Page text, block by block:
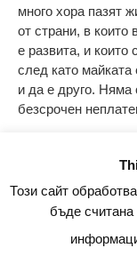
много хора пазят
от страни, в които
е развита, и които
след като майката
и да е друго.
безсрочен
Боян
16
Този сайт
бъде считана